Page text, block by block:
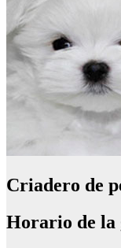
Criadero de
Horario de la